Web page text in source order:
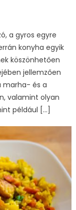
a gyros egyre
konyha egyik
köszönhetően
jellemzően
marha- és a
valamint olyan
például […]